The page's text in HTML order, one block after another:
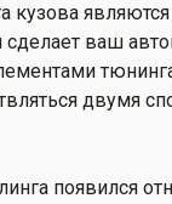
ваш
двумя
появился